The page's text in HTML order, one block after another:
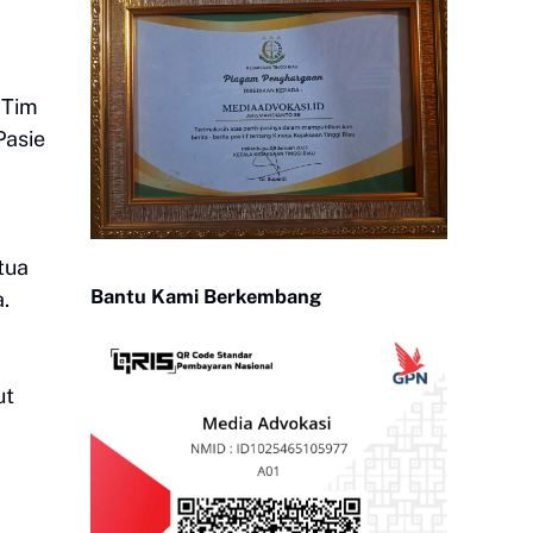
Bantu Kami Berkembang